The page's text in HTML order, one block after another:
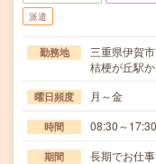
派遣
勤務地
三重県伊賀市
桔梗が丘駅
曜日頻度 月～金
時間 08:30～17:30
期間 長期でお仕